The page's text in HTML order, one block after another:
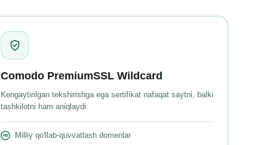
Comodo PremiumSSL Wildcard
Kengaytirilgan tekshirishga ega sertifikat nafaqat saytni, balki
tashkilotni ham aniqlaydi.
Milliy qo'llab-quvvatlash domenlar